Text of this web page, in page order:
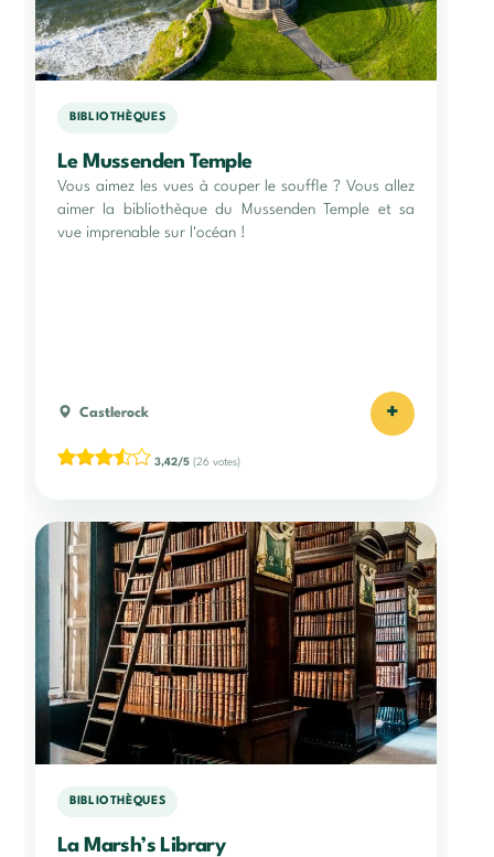
BIBLIOTHÈQUES
Le Mussenden Temple
Vous aimez les vues à couper le souffle ? Vous allez
aimer la bibliothèque du Mussenden Temple et sa
vue imprenable sur l'océan !
Castlerock +
3,42/5 (26 votes)
BIBLIOTHÈQUES
La Marsh’s Library